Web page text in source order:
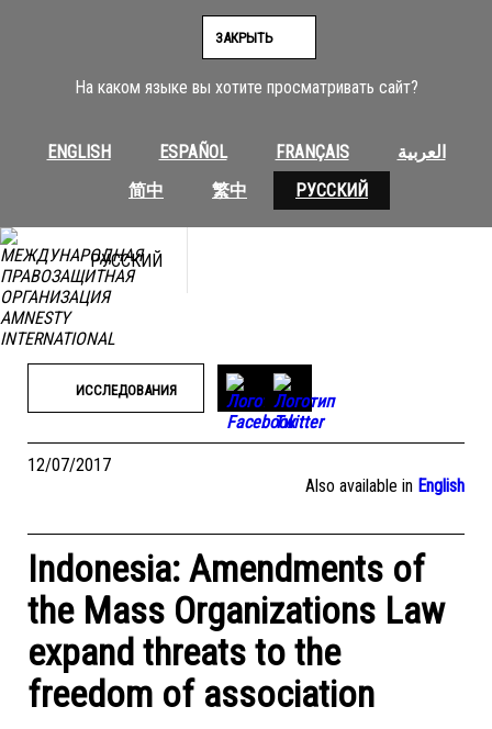
На каком языке вы хотите просматривать сайт?
ENGLISH ESPAÑOL FRANÇAIS
العربية
简中
繁中 РУССКИЙ
ЗАКРЫТЬ
РУССКИЙ
ИССЛЕДОВАНИЯ
12/07/2017
Also available in English
Indonesia: Amendments of
the Mass Organizations Law
expand threats to the
freedom of association